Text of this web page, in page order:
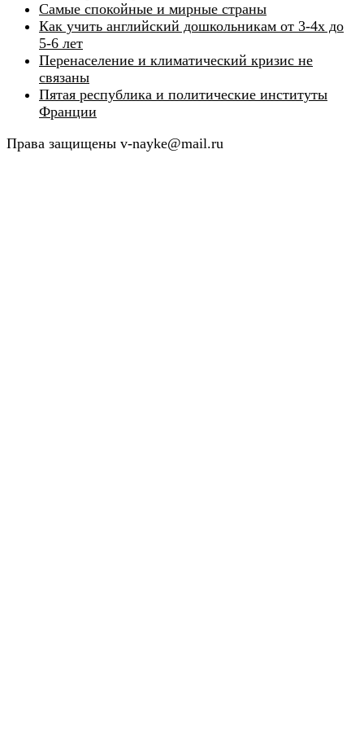
Самые спокойные и мирные страны
Как учить английский дошкольникам от 3-4х до
5-6 лет
Перенаселение и климатический кризис не
связаны
Пятая республика и политические институты
Франции
Права защищены v-nayke@mail.ru